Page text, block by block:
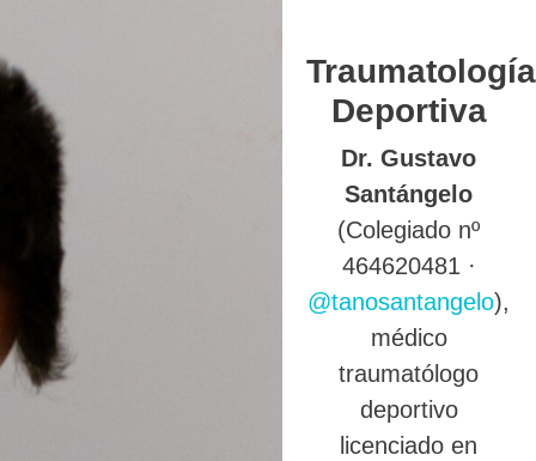
Traumatología
Deportiva
Dr. Gustavo
Santángelo
(Colegiado nº
464620481 ·
@tanosantangelo),
médico
traumatólogo
deportivo
licenciado en